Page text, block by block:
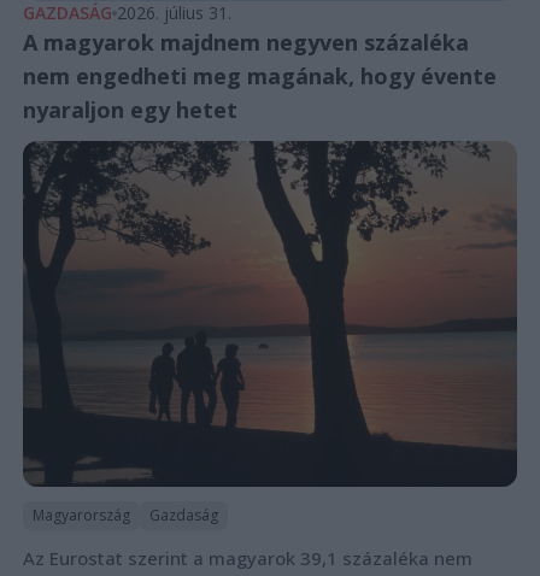
GAZDASÁG 2026. július 31.
A magyarok majdnem negyven százaléka
nem engedheti meg magának, hogy évente
nyaraljon egy hetet
Magyarország Gazdaság
Az Eurostat szerint a magyarok 39,1 százaléka nem